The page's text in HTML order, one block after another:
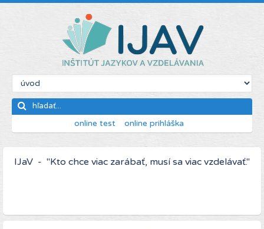
online test online prihláška
IJaV - "Kto chce viac zarábať, musí sa viac vzdelávať."